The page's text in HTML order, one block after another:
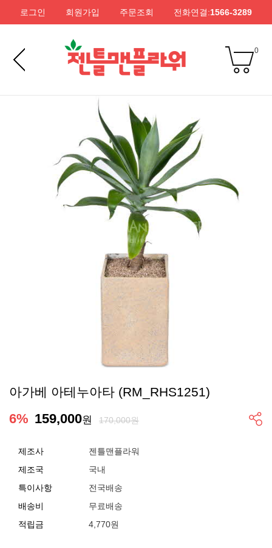
로그인 회원가입 주문조회 전화연결:1566-3289
0
아가베 아테누아타 (RM_RHS1251)
6% 159,000원 170,000원
제조사
젠틀맨플라워
제조국
국내
특이사항
전국배송
배송비
무료배송
적립금
4,770원